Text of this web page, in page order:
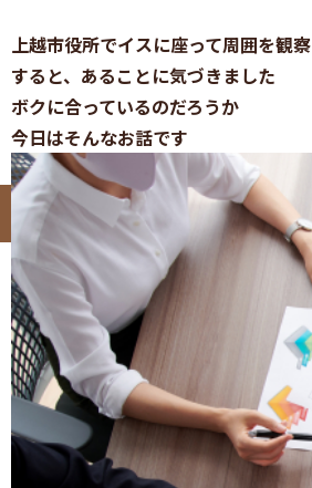
上越市役所でイスに座って周囲を観察
すると、あることに気づきました
ボクに合っているのだろうか
今日はそんなお話です